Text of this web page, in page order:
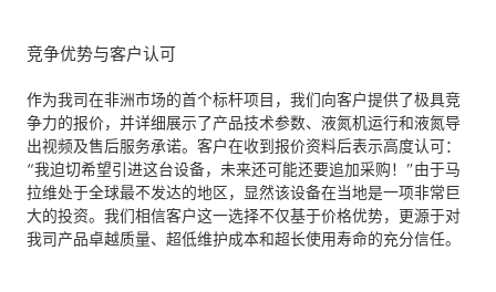
竞争优势与客户认可
作为我司在非洲市场的首个标杆项目，我们向客户提供了极具竞
争力的报价，并详细展示了产品技术参数、液氮机运行和液氮导
出视频及售后服务承诺。客户在收到报价资料后表示高度认可：
“我迫切希望引进这台设备，未来还可能还要追加采购！”由于马
拉维处于全球最不发达的地区，显然该设备在当地是一项非常巨
大的投资。我们相信客户这一选择不仅基于价格优势，更源于对
我司产品卓越质量、超低维护成本和超长使用寿命的充分信任。